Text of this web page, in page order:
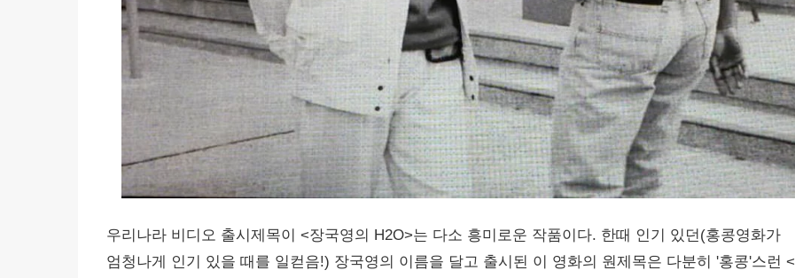
우리나라 비디오 출시제목이 <장국영의 H2O>는 다소 흥미로운 작품이다. 한때 인기 있던(홍콩영화가
엄청나게 인기 있을 때를 일컫음!) 장국영의 이름을 달고 출시된 이 영화의 원제목은 다분히 '홍콩'스런 <